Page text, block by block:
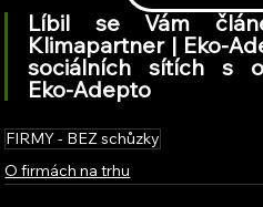
Líbil se Vám
Klimapartner | Eko-
sociálních sítích s
Eko-Adepto
FIRMY - BEZ schůzky
O firmách na trhu